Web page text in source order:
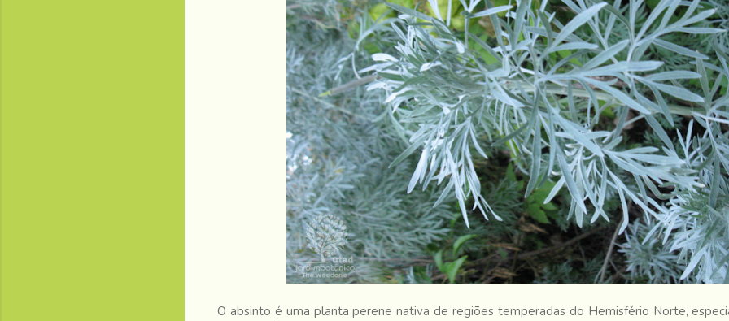
O absinto é uma planta perene nativa de regiões temperadas do Hemisfério Norte,